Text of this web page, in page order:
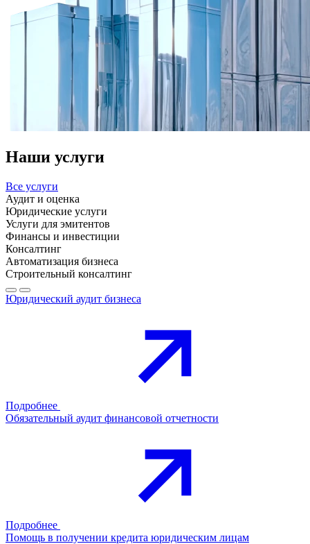
Наши услуги
Все услуги
Аудит и оценка
Юридические услуги
Услуги для эмитентов
Финансы и инвестиции
Консалтинг
Автоматизация бизнеса
Строительный консалтинг
Юридический аудит бизнеса
Подробнее
Обязательный аудит финансовой отчетности
Подробнее
Помощь в получении кредита юридическим лицам